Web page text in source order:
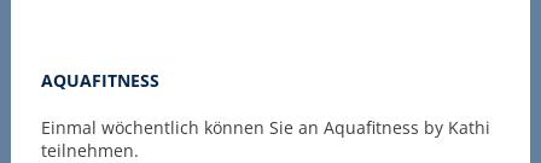
AQUAFITNESS
Einmal wöchentlich können Sie an Aquafitness by Kathi
teilnehmen.